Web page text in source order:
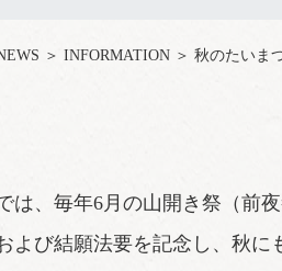
＞ INFORMATION ＞ 秋のたいま
は、毎年6月の山開き祭（前
よび結願法要を記念し、秋に